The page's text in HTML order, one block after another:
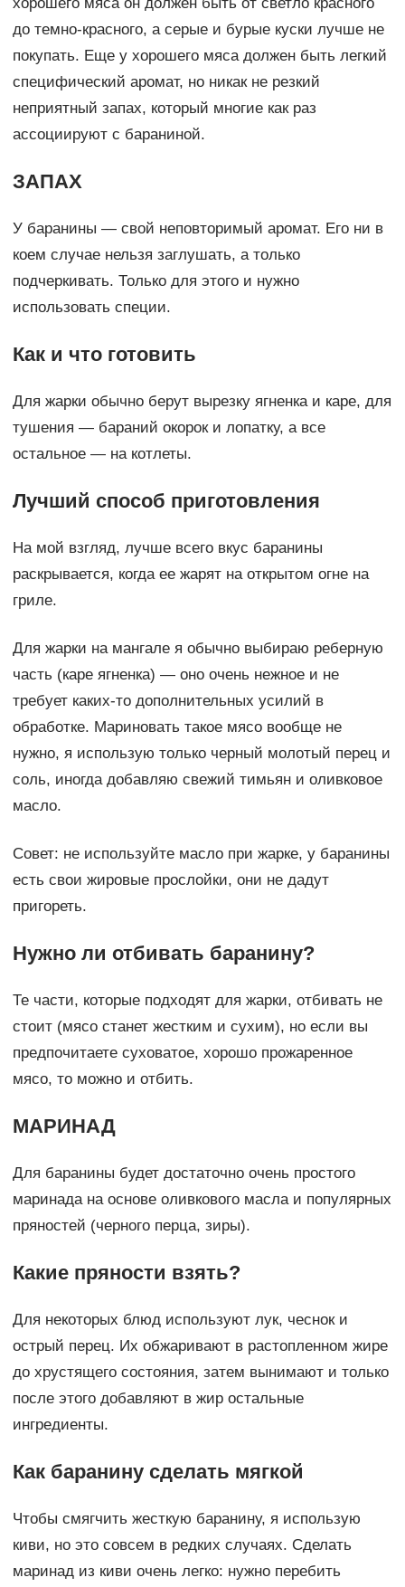
до темно-красного, а серые и бурые куски лучше не
покупать. Еще у хорошего мяса должен быть легкий
специфический аромат, но никак не резкий
неприятный запах, который многие как раз
ассоциируют с бараниной.
ЗАПАХ
У баранины — свой неповторимый аромат. Его ни в
коем случае нельзя заглушать, а только
подчеркивать. Только для этого и нужно
использовать специи.
Как и что готовить
Для жарки обычно берут вырезку ягненка и каре, для
тушения — бараний окорок и лопатку, а все
остальное — на котлеты.
Лучший способ приготовления
На мой взгляд, лучше всего вкус баранины
раскрывается, когда ее жарят на открытом огне на
гриле.
Для жарки на мангале я обычно выбираю реберную
часть (каре ягненка) — оно очень нежное и не
требует каких-то дополнительных усилий в
обработке. Мариновать такое мясо вообще не
нужно, я использую только черный молотый перец и
соль, иногда добавляю свежий тимьян и оливковое
масло.
Совет: не используйте масло при жарке, у баранины
есть свои жировые прослойки, они не дадут
пригореть.
Нужно ли отбивать баранину?
Те части, которые подходят для жарки, отбивать не
стоит (мясо станет жестким и сухим), но если вы
предпочитаете суховатое, хорошо прожаренное
мясо, то можно и отбить.
МАРИНАД
Для баранины будет достаточно очень простого
маринада на основе оливкового масла и популярных
пряностей (черного перца, зиры).
Какие пряности взять?
Для некоторых блюд используют лук, чеснок и
острый перец. Их обжаривают в растопленном жире
до хрустящего состояния, затем вынимают и только
после этого добавляют в жир остальные
ингредиенты.
Как баранину сделать мягкой
Чтобы смягчить жесткую баранину, я использую
киви, но это совсем в редких случаях. Сделать
маринад из киви очень легко: нужно перебить